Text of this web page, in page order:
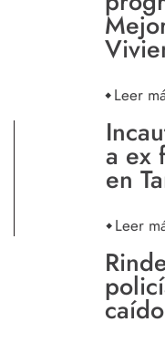
Leer
a ex
en
Leer